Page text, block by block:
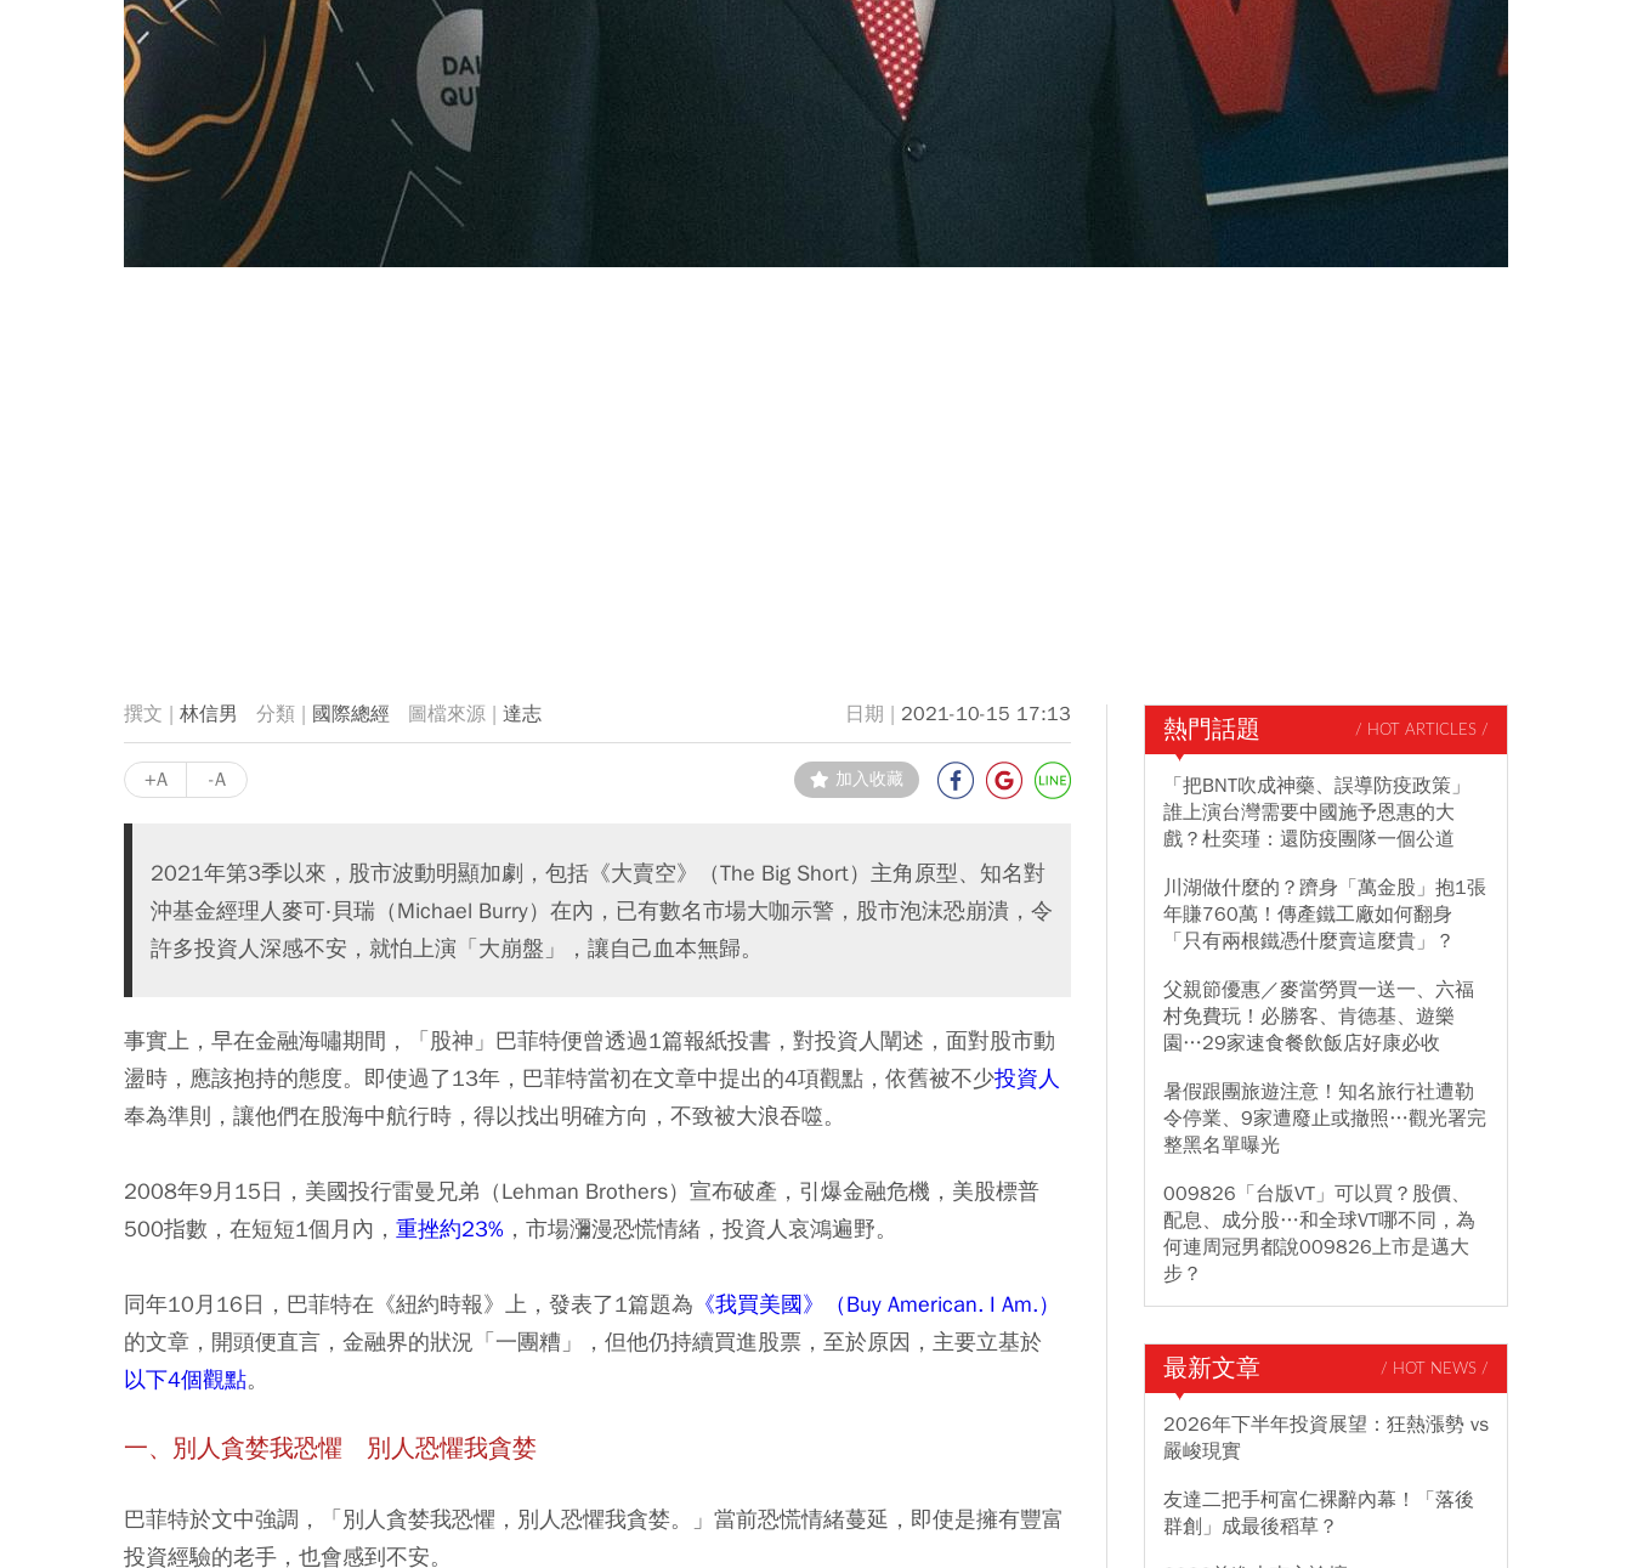
林信男 國際總經 達志 2021-10-15 17:13
+A -A 加入收藏
2021年第3季以來，股市波動明顯加劇，包括《大賣空》（The Big Short）主角原型、知名對
沖基金經理人麥可‧貝瑞（Michael Burry）在內，已有數名市場大咖示警，股市泡沫恐崩潰，令
許多投資人深感不安，就怕上演「大崩盤」，讓自己血本無歸。
事實上，早在金融海嘯期間，「股神」巴菲特便曾透過1篇報紙投書，對投資人闡述，面對股市動
盪時，應該抱持的態度。即使過了13年，巴菲特當初在文章中提出的4項觀點，依舊被不少投資人
奉為準則，讓他們在股海中航行時，得以找出明確方向，不致被大浪吞噬。
2008年9月15日，美國投行雷曼兄弟（Lehman Brothers）宣布破產，引爆金融危機，美股標普
500指數，在短短1個月內， 重挫約23% ，市場瀰漫恐慌情緒，投資人哀鴻遍野。
同年10月16日，巴菲特在《紐約時報》上，發表了1篇題為 《我買美國》（Buy American. I Am.）
的文章，開頭便直言，金融界的狀況「一團糟」，但他仍持續買進股票，至於原因，主要立基於
以下4個觀點。
一、別人貪婪我恐懼 別人恐懼我貪婪
巴菲特於文中強調，「別人貪婪我恐懼，別人恐懼我貪婪。」當前恐慌情緒蔓延，即使是擁有豐富
投資經驗的老手，也會感到不安。
熱門話題 / HOT ARTICLES /
「把BNT吹成神藥、誤導防疫政策」
誰上演台灣需要中國施予恩惠的大
戲？杜奕瑾：還防疫團隊一個公道
川湖做什麼的？躋身「萬金股」抱1張
年賺760萬！傳產鐵工廠如何翻身
「只有兩根鐵憑什麼賣這麼貴」？
父親節優惠／麥當勞買一送一、六福
村免費玩！必勝客、肯德基、遊樂
園…29家速食餐飲飯店好康必收
暑假跟團旅遊注意！知名旅行社遭勒
令停業、9家遭廢止或撤照…觀光署完
整黑名單曝光
009826「台版VT」可以買？股價、
配息、成分股…和全球VT哪不同，為
何連周冠男都說009826上市是邁大
步？
最新文章 / HOT NEWS /
2026年下半年投資展望：狂熱漲勢 vs
嚴峻現實
友達二把手柯富仁裸辭內幕！「落後
群創」成最後稻草？